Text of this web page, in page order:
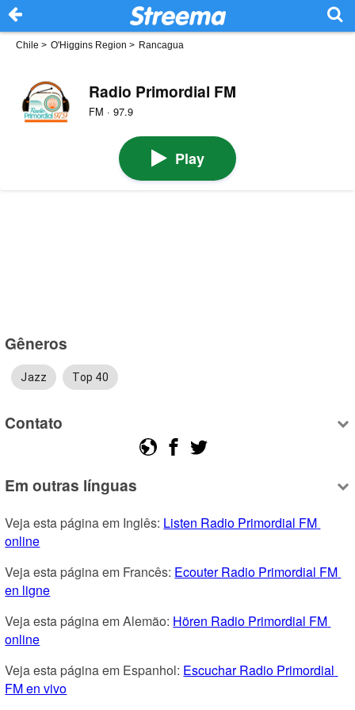
Chile > O'Higgins Region > Rancagua
Radio Primordial FM
FM · 97.9
Play
Gêneros
Jazz Top 40
Contato
Em outras línguas
Veja esta página em Inglês: Listen Radio Primordial FM
online
Veja esta página em Francês: Ecouter Radio Primordial FM
en ligne
Veja esta página em Alemão: Hören Radio Primordial FM
online
Veja esta página em Espanhol: Escuchar Radio Primordial
FM en vivo